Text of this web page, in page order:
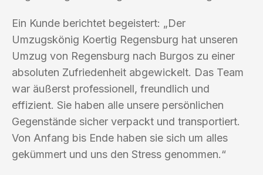
Ein Kunde berichtet begeistert: „Der
Umzugskönig Koertig Regensburg hat unseren
Umzug von Regensburg nach Burgos zu einer
absoluten Zufriedenheit abgewickelt. Das Team
war äußerst professionell, freundlich und
effizient. Sie haben alle unsere persönlichen
Gegenstände sicher verpackt und transportiert.
Von Anfang bis Ende haben sie sich um alles
gekümmert und uns den Stress genommen.“